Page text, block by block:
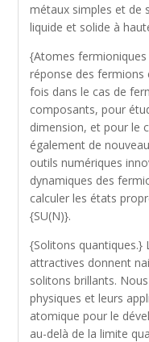
métaux simples et de
liquide et solide à
{Atomes
réponse des fermions
fois dans le cas de
composants, pour
dimension, et pour le
également de
outils numériques
dynamiques des
calculer les états
{SU(N)}.
{Solitons quantiques.}
attractives donnent
solitons brillants.
physiques et leurs
atomique pour le
au-delà de la limite